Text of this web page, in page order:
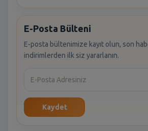
E-Posta Bülteni
E-posta bültenimize kayıt olun, son
indirimlerden ilk siz yararlanın.
Kaydet